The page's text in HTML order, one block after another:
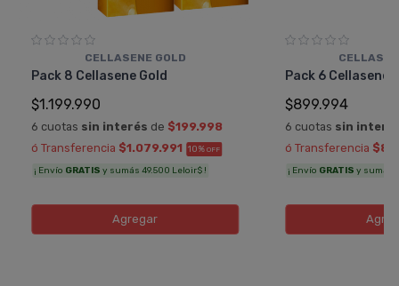
CELLASENE GOLD
Pack 8 Cellasene Gold
$1.199.990
6 cuotas sin interés de $199.998
ó Transferencia $1.079.991 10% OFF
¡ Envío GRATIS y sumás 49.500 Leloir$ !
Agregar
Pack 6 Cellasene
$899.994
6 cuotas sin
ó Transferencia
¡ Envío GRATIS y sumás